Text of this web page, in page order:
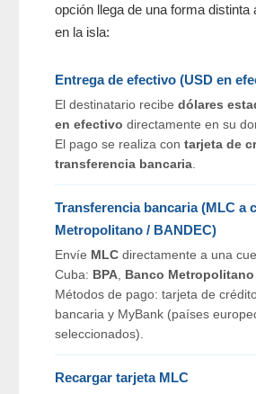
opción llega de una forma distinta
en la isla:
Entrega de efectivo (USD en
El destinatario recibe dólares
en efectivo directamente en su
El pago se realiza con tarjeta de
transferencia bancaria.
Transferencia bancaria (MLC a
Metropolitano / BANDEC)
Envíe MLC directamente a una
Cuba: BPA, Banco Metropolitano
Métodos de pago: tarjeta de
bancaria y MyBank (países
seleccionados).
Recargar tarjeta MLC